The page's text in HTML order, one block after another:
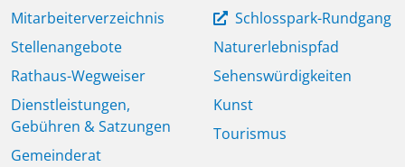
Mitarbeiterverzeichnis
Stellenangebote
Rathaus-Wegweiser
Dienstleistungen,
Gebühren & Satzungen
Gemeinderat
Schlosspark-Rundgang
Naturerlebnispfad
Sehenswürdigkeiten
Kunst
Tourismus